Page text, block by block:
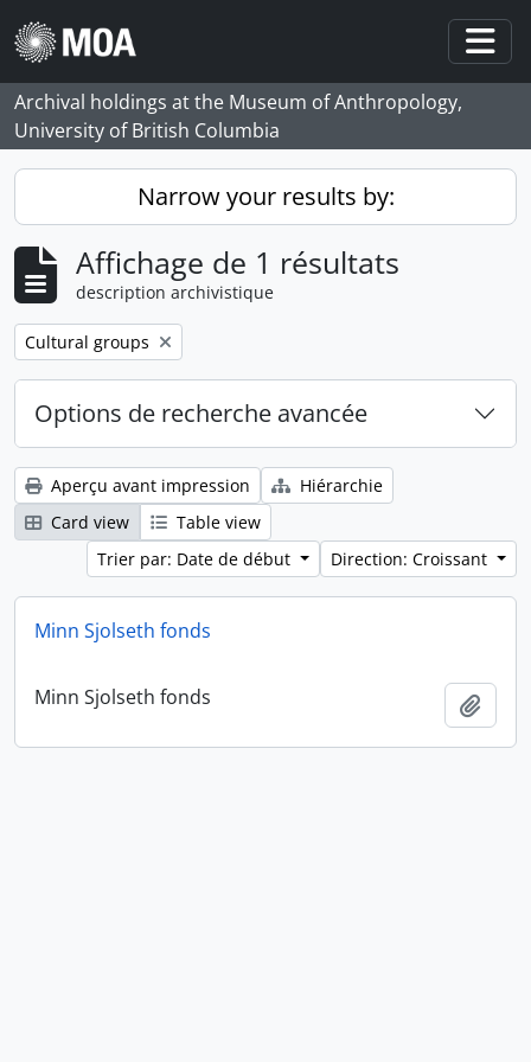
Skip to main content
Archival holdings at the Museum of Anthropology,
University of British Columbia
Narrow your results by:
Affichage de 1 résultats
description archivistique
Remove filter:
Cultural groups
Options de recherche avancée
Aperçu avant impression
Hiérarchie
Card view
Table view
Trier par: Date de début
Direction: Croissant
Minn Sjolseth fonds
Minn Sjolseth fonds